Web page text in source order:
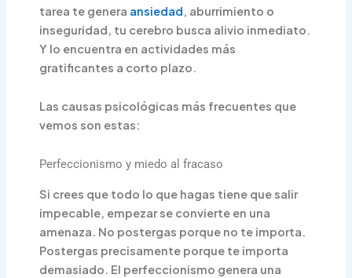
tarea te genera ansiedad, aburrimiento o
inseguridad, tu cerebro busca alivio inmediato.
Y lo encuentra en actividades más
gratificantes a corto plazo.
Las causas psicológicas más frecuentes que
vemos son estas:
Perfeccionismo y miedo al fracaso
Si crees que todo lo que hagas tiene que salir
impecable, empezar se convierte en una
amenaza. No postergas porque no te importa.
Postergas precisamente porque te importa
demasiado. El perfeccionismo genera una